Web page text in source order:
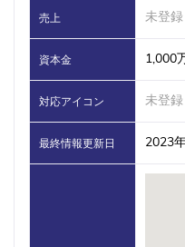
売上 未登録
資本金 1,000
対応アイコン 未登録
最終情報更新日 2023